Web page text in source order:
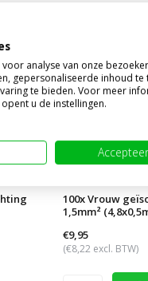
100x Vrouw
1,5mm²
€9,95
(€8,22 excl. BTW)
analyse van onze
gepersonaliseerde inhoud te
te bieden. Voor meer
u de instellingen.